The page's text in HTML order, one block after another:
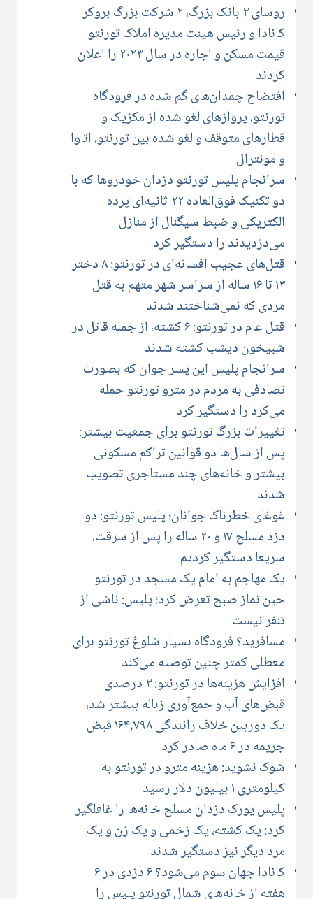
روسای ۳ بانک بزرگ، ۲ شرکت بزرگ بروکر
کانادا و رئیس هیئت مدیره املاک تورنتو
قیمت مسکن و اجاره در سال ۲۰۲۳ را اعلان
کردند
افتضاح چمدان‌های گم شده در فرودگاه
تورنتو، پروازهای لغو شده از مکزیک و
قطارهای متوقف و لغو شده بین تورنتو، اتاوا
و مونترال
سرانجام پلیس تورنتو دزدان خودروها که با
دو تکنیک فوق‌العاده ۲۲ ثانیه‌ای پرده
الکتریکی و ضبط سیگنال از منازل
می‌دزدیدند را دستگیر کرد
قتل‌های عجیب افسانه‌ای در تورنتو: ۸ دختر
۱۳ تا ۱۶ ساله از سراسر شهر متهم به قتل
مردی که نمی‌شناختند شدند
قتل عام در تورنتو: ۶ کشته، از جمله قاتل در
شبیخون دیشب کشته شدند
سرانجام پلیس این پسر جوان که بصورت
تصادفی به مردم در مترو تورنتو حمله
می‌کرد را دستگیر کرد
تغییرات بزرگ تورنتو برای جمعیت بیشتر:
پس از سال‌ها دو قوانین تراکم مسکونی
بیشتر و خانه‌های چند مستاجری تصویب
شدند
غوغای خطرناک جوانان؛ پلیس تورنتو: دو
دزد مسلح ۱۷ و ۲۰ ساله را پس از سرقت،
سریعا دستگیر کردیم
یک مهاجم به امام یک مسجد در تورنتو
حین نماز صبح تعرض کرد؛ پلیس: ناشی از
تنفر نیست
مسافرید؟ فرودگاه بسیار شلوغ تورنتو برای
معطلی کمتر چنین توصیه می‌کند
افزایش هزینه‌ها در تورنتو: ۳ درصدی
قبض‌های آب و جمع‌آوری زباله بیشتر شد،
یک دوربین خلاف رانندگی ۱۶۴,۷۹۸ قبض
جریمه در ۶ ماه صادر کرد
شوک نشوید: هزینه مترو در تورنتو به
کیلومتری ۱ بیلیون دلار رسید
پلیس یورک دزدان مسلح خانه‌ها را غافلگیر
کرد: یک کشته، یک زخمی و یک زن و یک
مرد دیگر نیز دستگیر شدند
کانادا جهان سوم می‌شود؟ ۶ دزدی در ۶
هفته از خانه‌های شمال تورنتو پلیس را